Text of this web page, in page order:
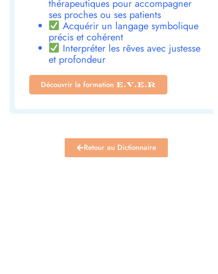
thérapeutiques pour accompagner
ses proches ou ses patients
Acquérir un langage symbolique
précis et cohérent
Interpréter les rêves avec justesse
et profondeur
Découvrir la formation E.V.E.R
Retour au Dictionnaire